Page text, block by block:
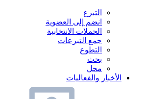
التبرع
انضم إلى العضوية
الحملات الانتخابية
جمع التبرعات
التطوع
بحث
محل
الأخبار والفعاليات